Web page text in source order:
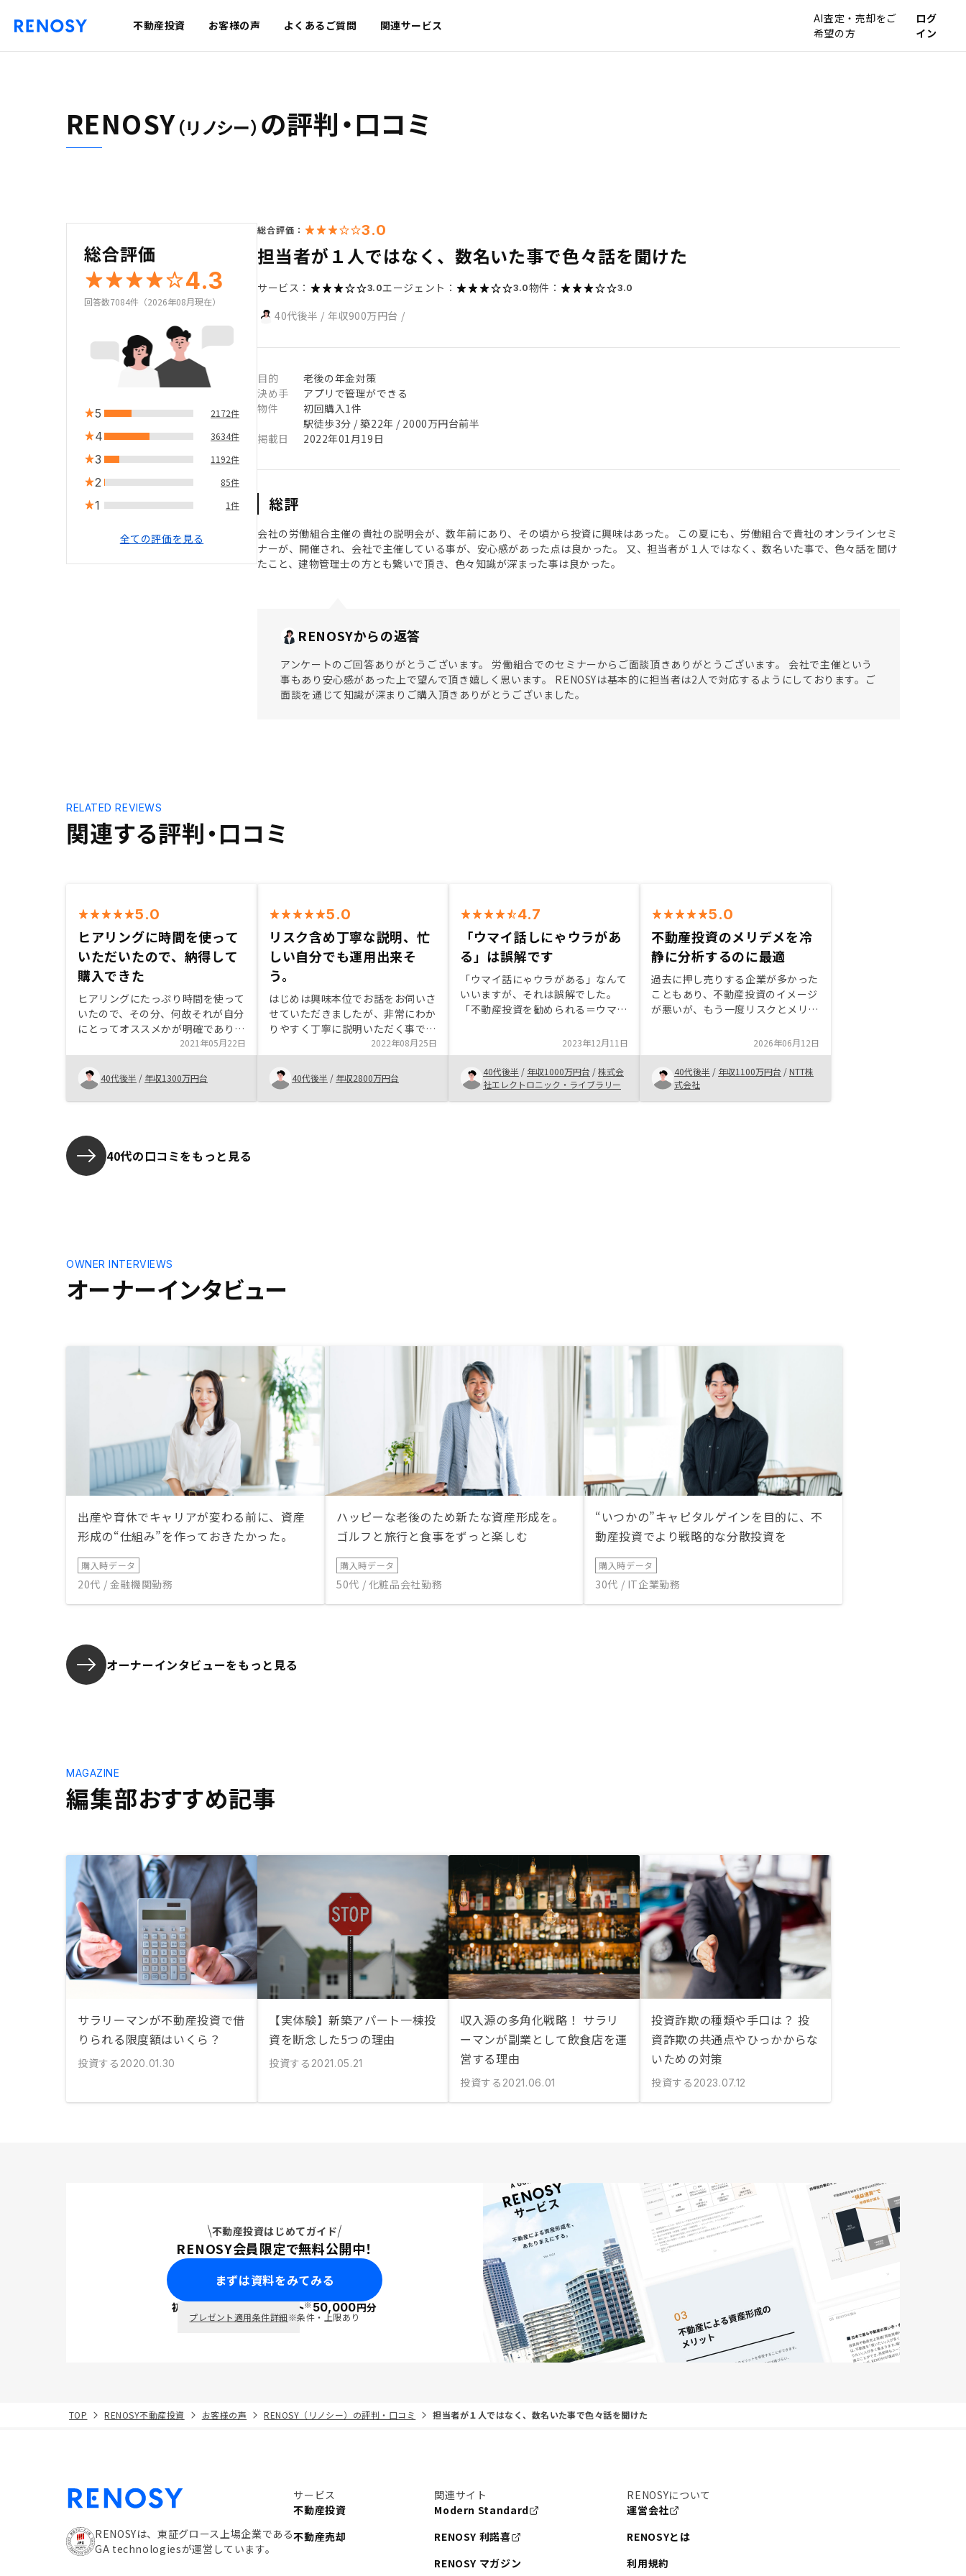
不動産投資 お客様の声 よくあるご質問 関連サービス
AI査定・売却をご
希望の方
ログ
イン
RENOSY（リノシー） の評判・口コミ
総合評価
4.3
回答数7084件（2026年08月現在）
5 2172件
4 3634件
3 1192件
2 85件
1 1件
全ての評価を見る
総合評価： 3.0
担当者が１人ではなく、数名いた事で色々話を聞けた
サービス： 3.0エージェント： 3.0物件： 3.0
40代後半 / 年収900万円台 /
目的
老後の年金対策
決め手
アプリで管理ができる
物件
初回購入1件
駅徒歩3分 / 築22年 / 2000万円台前半
掲載日
2022年01月19日
総評
会社の労働組合主催の貴社の説明会が、数年前にあり、その頃から投資に興味はあった。 この夏にも、労働組合で貴社のオンラインセミ
ナーが、開催され、会社で主催している事が、安心感があった点は良かった。 又、担当者が１人ではなく、数名いた事で、色々話を聞け
たこと、建物管理士の方とも繋いで頂き、色々知識が深まった事は良かった。
RENOSYからの返答
アンケートのご回答ありがとうございます。 労働組合でのセミナーからご面談頂きありがとうございます。 会社で主催という
事もあり安心感があった上で望んで頂き嬉しく思います。 RENOSYは基本的に担当者は2人で対応するようにしております。ご
面談を通じて知識が深まりご購入頂きありがとうございました。
関連する評判・口コミ
RELATED REVIEWS
5.0
ヒアリングに時間を使って
いただいたので、納得して
購入できた
ヒアリングにたっぷり時間を使って
いたので、その分、何故それが自分
にとってオススメかが明確であり、
納得できるモノであった。契約後
に、色紙をもらいましたが、少し機
械的に感じた。物件の写真を添え
て、さらに同席者のコメントもあれ
ば更に良かったです
2021年05月22日
40代後半 / 年収1300万円台
5.0
リスク含め丁寧な説明、忙
しい自分でも運用出来そ
う。
はじめは興味本位でお話をお伺いさ
せていただきましたが、非常にわか
りやすく丁寧に説明いただく事で不
安を解消いただき、ご一緒に運用い
ただける安心感を得られた事が最大
の理由です。また契約プロセスにお
いてもスピード感と透明性を以って
進めていただけるため、初めてでも
2022年08月25日
40代後半 / 年収2800万円台
4.7
「ウマイ話しにゃウラがあ
る」は誤解です
「ウマイ話にゃウラがある」なんて
いいますが、それは誤解でした。
「不動産投資を勧められる＝ウマイ
が全然違いました。 漠然と「不動
産投資＝リスク」と捉えていました
し、収入が潤沢にあるわけでもない
ので「貧乏根性」と言いますか、何
となく「お金持ちがやること」と思
良くしてもらっているので不安はな
いのですが、ぜひ、たくさんのお客
様を増やしていただき、この事業そ
のものが継続されていくことを願っ
ています。
2023年12月11日
40代後半 / 年収1000万円台 /株式会
社エレクトロニック・ライブラリー
5.0
不動産投資のメリデメを冷
静に分析するのに最適
過去に押し売りする企業が多かった
こともあり、不動産投資のイメージ
が悪いが、もう一度リスクとメリッ
静に分析するにあたって、リノシー
は情報提供などのサポートも適切
（過度でも、不足でもない）に行っ
てくれると感じてます。
2026年06月12日
40代後半 / 年収1100万円台 /NTT株
式会社
40代の口コミをもっと見る
オーナーインタビュー
OWNER INTERVIEWS
出産や育休でキャリアが変わる前に、資産
形成の“仕組み”を作っておきたかった。
購入時データ
20代 / 金融機関勤務
ハッピーな老後のため新たな資産形成を。
ゴルフと旅行と食事をずっと楽しむ
購入時データ
50代 / 化粧品会社勤務
“いつかの”キャピタルゲインを目的に、不
動産投資でより戦略的な分散投資を
購入時データ
30代 / IT企業勤務
オーナーインタビューをもっと見る
編集部おすすめ記事
MAGAZINE
サラリーマンが不動産投資で借
りられる限度額はいくら？
投資する 2020.01.30
【実体験】新築アパート一棟投
資を断念した5つの理由
投資する 2021.05.21
収入源の多角化戦略！ サラリ
ーマンが副業として飲食店を運
営する理由
投資する 2021.06.01
投資詐欺の種類や手口は？ 投
資詐欺の共通点やひっかからな
いための対策
投資する 2023.07.12
不動産投資はじめてガイド
RENOSY会員限定で無料公開中！
まずは資料をみてみる
初回面談で ポイント※50,000円分
プレゼント適用条件詳細※条件・上限あり
TOP RENOSY不動産投資 お客様の声 RENOSY（リノシー）の評判・口コミ 担当者が１人ではなく、数名いた事で色々話を聞けた
RENOSYは、東証グロース上場企業である
GA technologiesが運営しています。
サービス
不動産投資
不動産売却
関連サイト
Modern Standard
RENOSY 利諾喜
RENOSY マガジン
RENOSYについて
運営会社
RENOSYとは
利用規約